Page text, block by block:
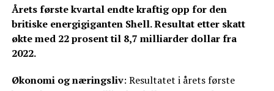
Årets første kvartal endte kraftig opp for den
britiske energigiganten Shell. Resultat etter skatt
økte med 22 prosent til 8,7 milliarder dollar fra
2022.
Økonomi og næringsliv: Resultatet i årets første